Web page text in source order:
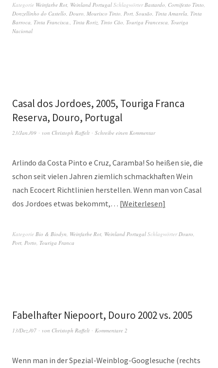
Kategorie Weinfarbe Rot Weinland Portugal Schlagwörter Bastardo Cornifesto Tinto
Donzellinho do Castello Douro Mourisco Tinto Port Sousão Tinta Amarela Tinta
Barroca Tinta Francisca. Tinta Roriz Tinto Cão Touriga Francesca Touriga
Nacional
Casal dos Jordoes, 2005, Touriga Franca
Reserva, Douro, Portugal
23/Jan./09 von Christoph Raffelt Schreibe einen Kommentar
Arlindo da Costa Pinto e Cruz, Caramba! So heißen sie, die
schon seit vielen Jahren ziemlich schmackhaften Wein
nach Ecocert Richtlinien herstellen. Wenn man von Casal
dos Jordoes etwas bekommt,… Weiterlesen
Kategorie Bio & Biodyn Weinfarbe Rot Weinland Portugal Schlagwörter Douro
Port Porto Touriga Franca
Fabelhafter Niepoort, Douro 2002 vs. 2005
13/Dez./07 von Christoph Raffelt Kommentare 2
Wenn man in der Spezial-Weinblog-Googlesuche (rechts